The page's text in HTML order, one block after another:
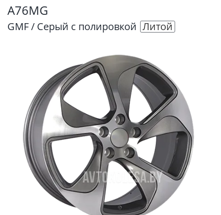
A76MG
GMF / Серый с полировкой Литой